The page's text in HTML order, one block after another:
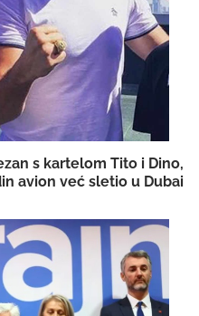
s kartelom Tito i Dino,
avion već sletio u Dubai